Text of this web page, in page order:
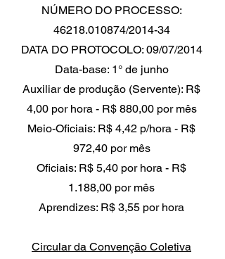
NÚMERO DO PROCESSO:
46218.010874/2014-34
DATA DO PROTOCOLO: 09/07/2014
Data-base: 1° de junho
Auxiliar de produção (Servente): R$
4,00 por hora - R$ 880,00 por mês
Meio-Oficiais: R$ 4,42 p/hora - R$
972,40 por mês
Oficiais: R$ 5,40 por hora - R$
1.188,00 por mês
Aprendizes: R$ 3,55 por hora
Circular da Convenção Coletiva